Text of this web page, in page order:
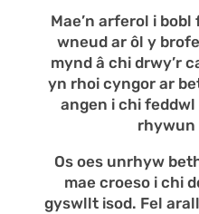
Mae’n arferol i
wneud ar ôl y
mynd â chi drwy’r
yn rhoi cyngor ar
angen i chi
rhywun
Os oes unrhyw
mae croeso i chi
gyswllt isod. Fel